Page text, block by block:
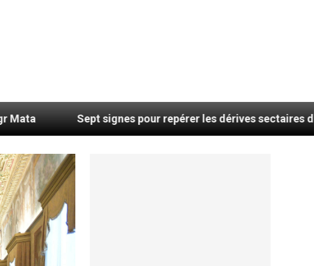
signes pour repérer les dérives sectaires du coaching